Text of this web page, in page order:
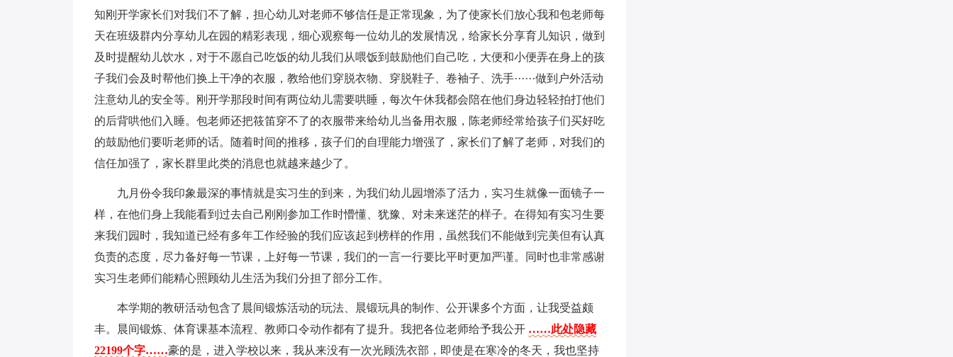
知刚开学家长们对我们不了解，担心幼儿对老师不够信任是正常现象，为了使家长们放心我和包老师每
天在班级群内分享幼儿在园的精彩表现，细心观察每一位幼儿的发展情况，给家长分享育儿知识，做到
及时提醒幼儿饮水，对于不愿自己吃饭的幼儿我们从喂饭到鼓励他们自己吃，大便和小便弄在身上的孩
子我们会及时帮他们换上干净的衣服，教给他们穿脱衣物、穿脱鞋子、卷袖子、洗手······做到户外活动
注意幼儿的安全等。刚开学那段时间有两位幼儿需要哄睡，每次午休我都会陪在他们身边轻轻拍打他们
的后背哄他们入睡。包老师还把筱笛穿不了的衣服带来给幼儿当备用衣服，陈老师经常给孩子们买好吃
的鼓励他们要听老师的话。随着时间的推移，孩子们的自理能力增强了，家长们了解了老师，对我们的
信任加强了，家长群里此类的消息也就越来越少了。
九月份令我印象最深的事情就是实习生的到来，为我们幼儿园增添了活力，实习生就像一面镜子一
样，在他们身上我能看到过去自己刚刚参加工作时懵懂、犹豫、对未来迷茫的样子。在得知有实习生要
来我们园时，我知道已经有多年工作经验的我们应该起到榜样的作用，虽然我们不能做到完美但有认真
负责的态度，尽力备好每一节课，上好每一节课，我们的一言一行要比平时更加严谨。同时也非常感谢
实习生老师们能精心照顾幼儿生活为我们分担了部分工作。
本学期的教研活动包含了晨间锻炼活动的玩法、晨锻玩具的制作、公开课多个方面，让我受益颇
丰。晨间锻炼、体育课基本流程、教师口令动作都有了提升。我把各位老师给予我公开 ……此处隐藏
22199个字……豪的是，进入学校以来，我从来没有一次光顾洗衣部，即使是在寒冷的冬天，我也坚持